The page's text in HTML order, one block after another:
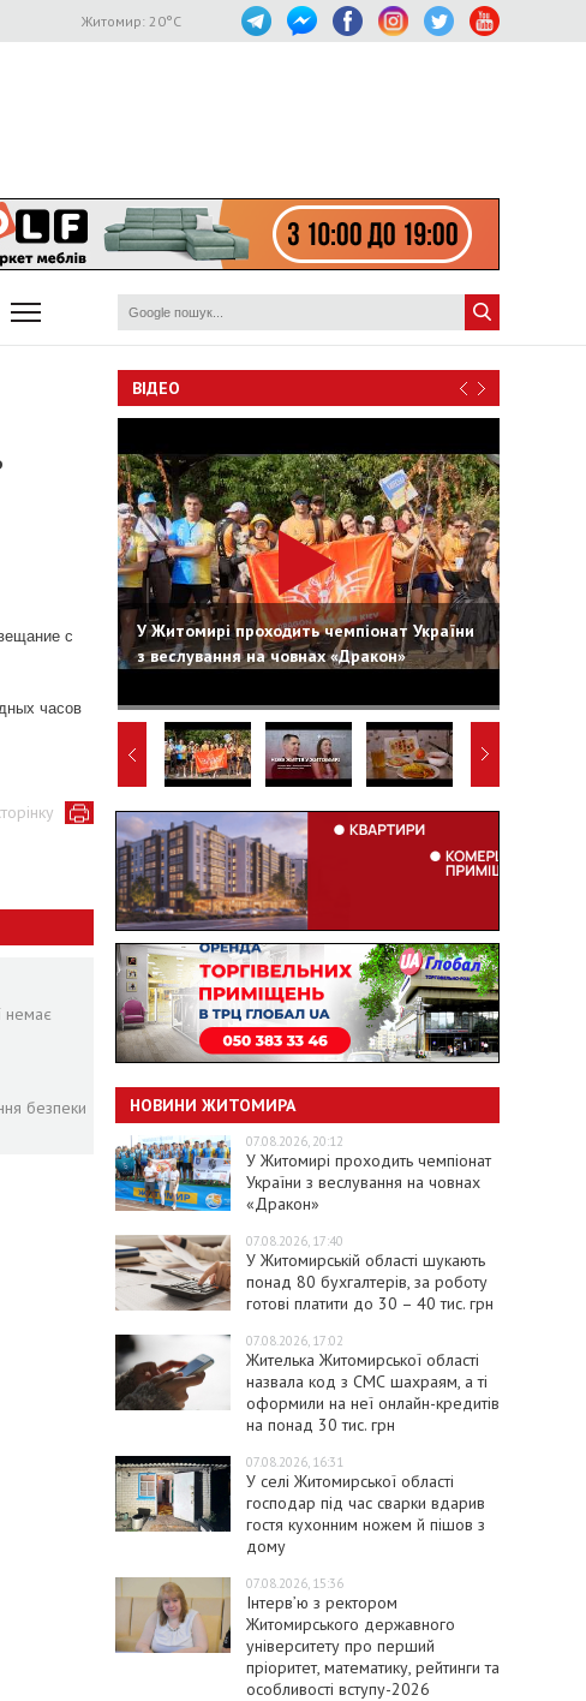
Житомир: 20°C
с
часов
немає
безпеки
ВІДЕО
У Житомирі проходить чемпіонат України
з веслування на човнах «Дракон»
НОВИНИ ЖИТОМИРА
07.08.2026, 20:12
У Житомирі проходить чемпіонат
України з веслування на човнах
«Дракон»
07.08.2026, 17:40
У Житомирській області шукають
понад 80 бухгалтерів, за роботу
готові платити до 30 – 40 тис. грн
07.08.2026, 17:02
Жителька Житомирської області
назвала код з СМС шахраям, а ті
оформили на неї онлайн-кредитів
на понад 30 тис. грн
07.08.2026, 16:31
У селі Житомирської області
господар під час сварки вдарив
гостя кухонним ножем й пішов з
дому
07.08.2026, 15:36
Інтерв’ю з ректором
Житомирського державного
університету про перший
пріоритет, математику, рейтинги та
особливості вступу-2026